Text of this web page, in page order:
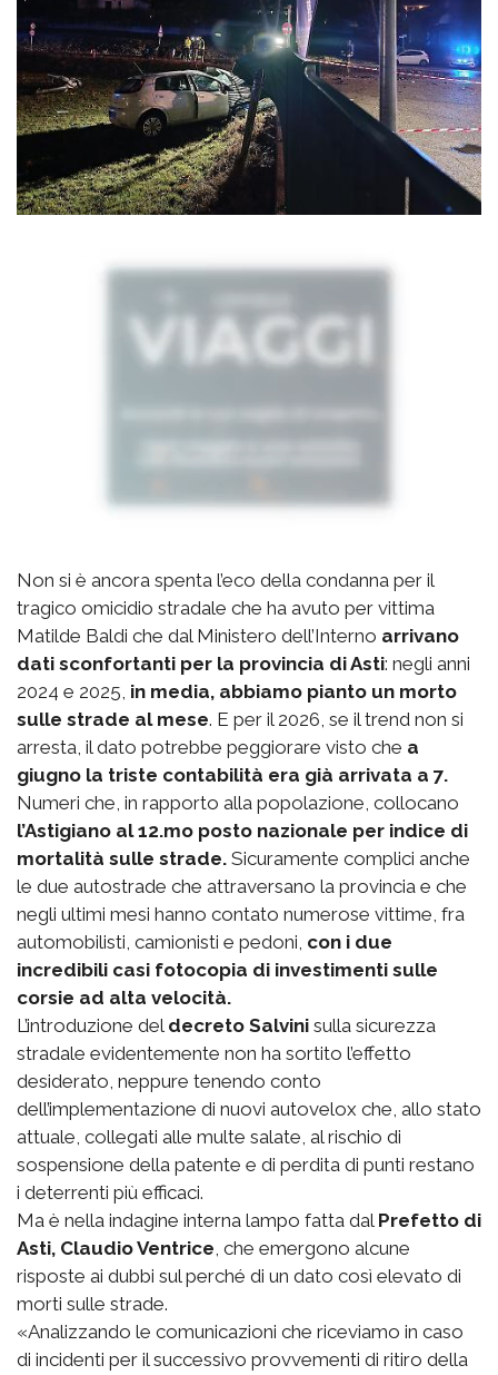
Non si è ancora spenta l’eco della condanna per il
tragico omicidio stradale che ha avuto per vittima
Matilde Baldi che dal Ministero dell’Interno arrivano
dati sconfortanti per la provincia di Asti: negli anni
2024 e 2025, in media, abbiamo pianto un morto
sulle strade al mese. E per il 2026, se il trend non si
arresta, il dato potrebbe peggiorare visto che a
giugno la triste contabilità era già arrivata a 7.
Numeri che, in rapporto alla popolazione, collocano
l’Astigiano al 12.mo posto nazionale per indice di
mortalità sulle strade. Sicuramente complici anche
le due autostrade che attraversano la provincia e che
negli ultimi mesi hanno contato numerose vittime, fra
automobilisti, camionisti e pedoni, con i due
incredibili casi fotocopia di investimenti sulle
corsie ad alta velocità.
L’introduzione del decreto Salvini sulla sicurezza
stradale evidentemente non ha sortito l’effetto
desiderato, neppure tenendo conto
dell’implementazione di nuovi autovelox che, allo stato
attuale, collegati alle multe salate, al rischio di
sospensione della patente e di perdita di punti restano
i deterrenti più efficaci.
Ma è nella indagine interna lampo fatta dal Prefetto di
Asti, Claudio Ventrice , che emergono alcune
risposte ai dubbi sul perché di un dato così elevato di
morti sulle strade.
«Analizzando le comunicazioni che riceviamo in caso
di incidenti per il successivo provvementi di ritiro della